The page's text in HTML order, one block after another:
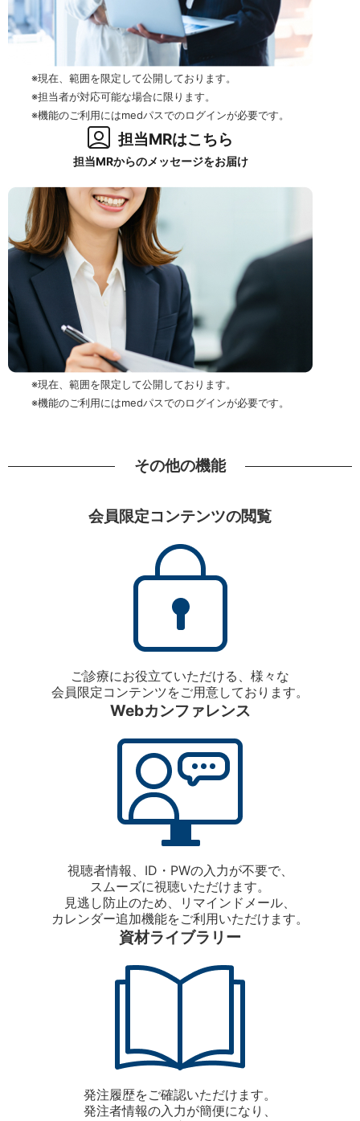
※現在、範囲を限定して公開しております。
※担当者が対応可能な場合に限ります。
※機能のご利用にはmedパスでのログインが必要です。
担当MRはこちら
担当MRからのメッセージをお届け
※現在、範囲を限定して公開しております。
※機能のご利用にはmedパスでのログインが必要です。
その他の機能
会員限定コンテンツの閲覧
ご診療にお役立ていただける、様々な
会員限定コンテンツをご用意しております。
Webカンファレンス
視聴者情報、ID・PWの入力が不要で、
スムーズに視聴いただけます。
見逃し防止のため、リマインドメール、
カレンダー追加機能をご利用いただけます。
資材ライブラリー
発注履歴をご確認いただけます。
発注者情報の入力が簡便になり、